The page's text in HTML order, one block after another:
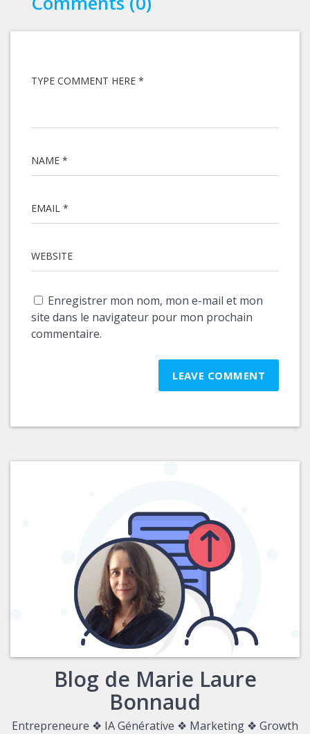
TYPE COMMENT HERE *
NAME *
EMAIL *
WEBSITE
Enregistrer mon nom, mon e-mail et mon
site dans le navigateur pour mon prochain
commentaire.
Blog de Marie Laure
Bonnaud
Entrepreneure ❖ IA Générative ❖ Marketing ❖ Growth